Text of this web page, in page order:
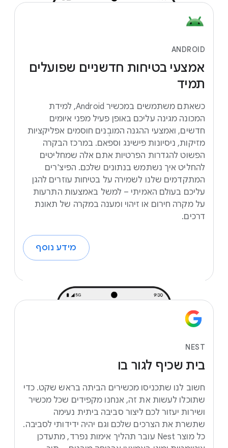
ANDROID
אמצעי בטיחות חדשניים שפועלים
תמיד
כשאתם משתמשים במכשיר Android, למידת
המכונה מגינה עליכם באופן פעיל מפני איומים
חדשים, ואמצעי ההגנה המובְנים חוסמים אפליקציות
מזיקות, ניסיונות פישינג וספאם. במרכז הבקרה
הפשוט להגדרות הפרטיות אתם אלה שמחליטים
להחליט איך נשתמש בנתונים שלכם. הפיצ'רים
המתקדמים שלנו לשמירה על בטיחות עוזרים להגן
עליכם בעולם האמיתי – למשל באמצעות התרעות
על מקרה חירום או זיהוי ומענה במקרה של תאונת
דרכים.
מידע נוסף
NEST
בית שכיף לגור בו
חשוב לנו שתכניסו מכשירים הביתה בראש שקט. כדי
שתוכלו לעשות את זה, אנחנו מקפידים שכל מכשיר
ושירות יעזור לכם ליצור סביבה ביתית נעימה
שתשרת את הצרכים שלכם וגם יהיה ידידותי לסביבה.
כל מוצר Nest עובר תהליך אימות נפרד, מתעדכן